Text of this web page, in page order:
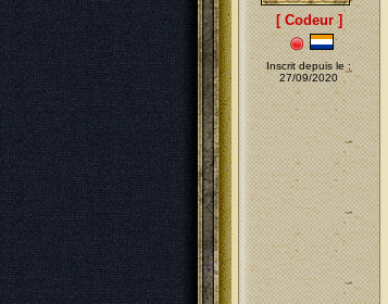
[ Codeur ]
Inscrit depuis le :
27/09/2020